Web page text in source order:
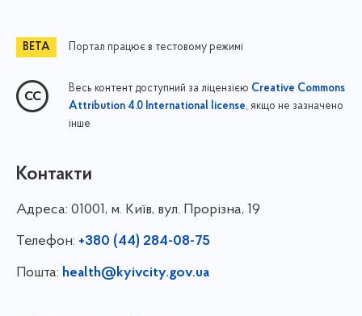
Портал працює в тестовому режимі
Весь контент доступний за ліцензією Creative Commons
Attribution 4.0 International license, якщо не зазначено
інше
Контакти
Адреса: 01001, м. Київ, вул. Прорізна, 19
Телефон: +380 (44) 284-08-75
Пошта: health@kyivcity.gov.ua